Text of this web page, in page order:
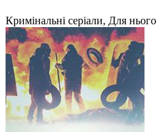
Кримінальні серіали, Для нього